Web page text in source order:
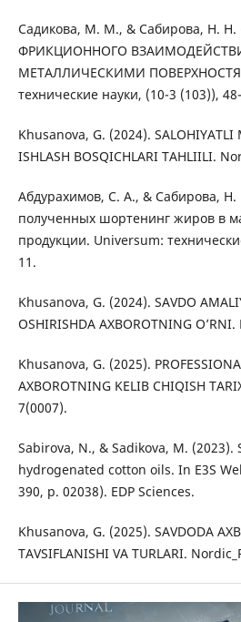
Садикова, М. М., & Сабирова, Н.
ФРИКЦИОННОГО
МЕТАЛЛИЧЕСКИМИ
технические науки, (10-3 (103)),
Khusanova, G. (2024). SALOHIYATLI
ISHLASH BOSQICHLARI TAHLIILI.
Абдурахимов, С. А., & Сабирова,
полученных шортенинг жиров в
продукции. Universum:
11.
Khusanova, G. (2024). SAVDO
OSHIRISHDA AXBOROTNING
Khusanova, G. (2025).
AXBOROTNING KELIB CHIQISH
7(0007).
Sabirova, N., & Sadikova, M.
hydrogenated cotton oils. In E3S
390, p. 02038). EDP Sciences.
Khusanova, G. (2025). SAVDODA
TAVSIFLANISHI VA TURLARI.